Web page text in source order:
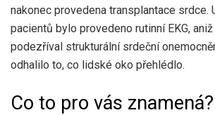
nakonec provedena transplantace srdce.
pacientů bylo provedeno rutinní EKG,
podezříval strukturální srdeční
odhalilo to, co lidské oko přehlédlo.
Co to pro vás znamená?